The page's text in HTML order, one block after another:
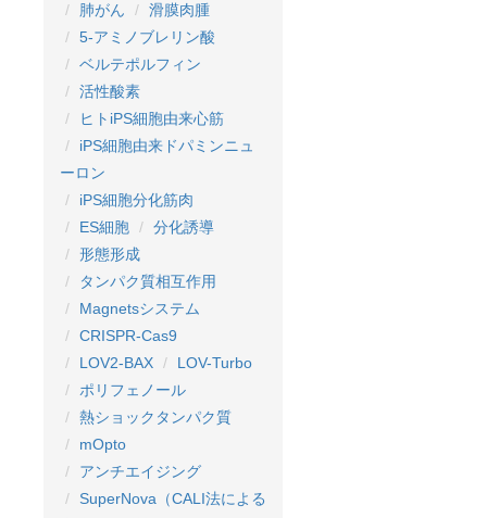
肺がん
滑膜肉腫
5-アミノブレリン酸
ベルテポルフィン
活性酸素
ヒトiPS細胞由来心筋
iPS細胞由来ドパミンニュ
ーロン
iPS細胞分化筋肉
ES細胞
分化誘導
形態形成
タンパク質相互作用
Magnetsシステム
CRISPR-Cas9
LOV2-BAX
LOV-Turbo
ポリフェノール
熱ショックタンパク質
mOpto
アンチエイジング
SuperNova（CALI法による